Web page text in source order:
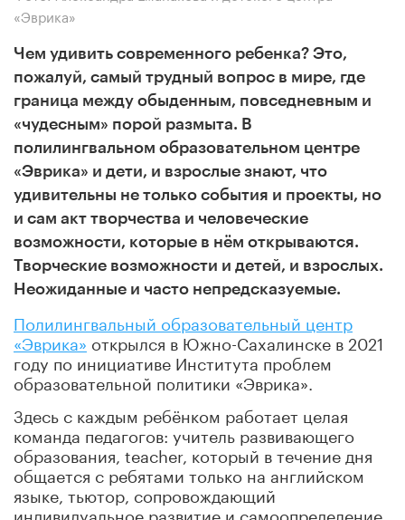
«Эврика»
Чем удивить современного ребенка? Это,
пожалуй, самый трудный вопрос в мире, где
граница между обыденным, повседневным и
«чудесным» порой размыта. В
полилингвальном образовательном центре
«Эврика» и дети, и взрослые знают, что
удивительны не только события и проекты, но
и сам акт творчества и человеческие
возможности, которые в нём открываются.
Творческие возможности и детей, и взрослых.
Неожиданные и часто непредсказуемые.
Полилингвальный образовательный центр
«Эврика»открылся в Южно-Сахалинске в 2021
году по инициативе Института проблем
образовательной политики «Эврика».
Здесь с каждым ребёнком работает целая
команда педагогов: учитель развивающего
образования, teacher, который в течение дня
общается с ребятами только на английском
языке, тьютор, сопровождающий
индивидуальное развитие и самоопределение